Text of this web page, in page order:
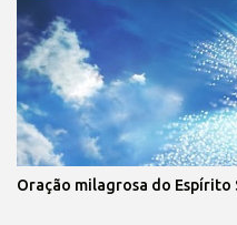
Oração milagrosa do Espírito